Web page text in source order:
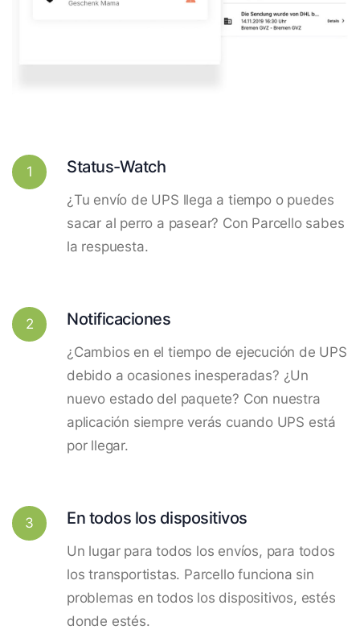
1 Status-Watch
¿Tu envío de UPS llega a tiempo o puedes
sacar al perro a pasear? Con Parcello sabes
la respuesta.
2 Notificaciones
¿Cambios en el tiempo de ejecución de UPS
debido a ocasiones inesperadas? ¿Un
nuevo estado del paquete? Con nuestra
aplicación siempre verás cuando UPS está
por llegar.
3 En todos los dispositivos
Un lugar para todos los envíos, para todos
los transportistas. Parcello funciona sin
problemas en todos los dispositivos, estés
donde estés.